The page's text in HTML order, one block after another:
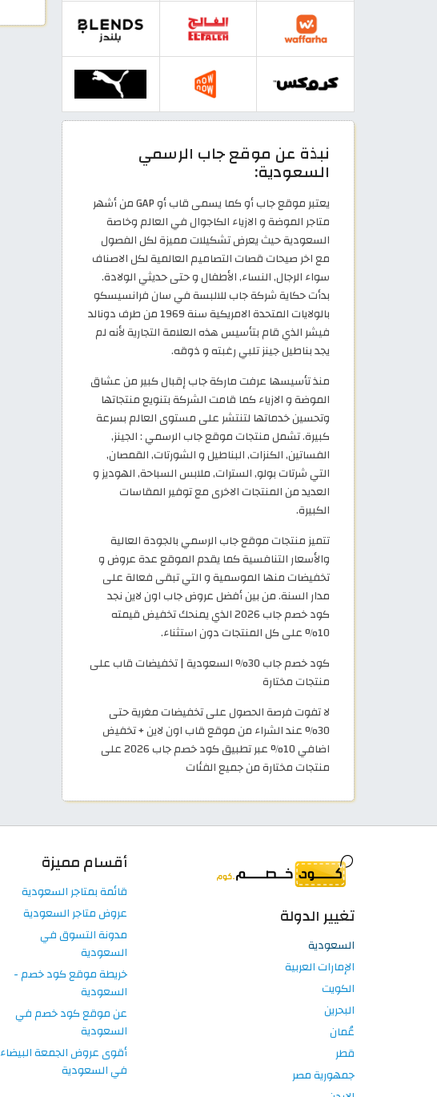
نبذة عن موقع جاب الرسمي
السعودية:
يعتبر موقع جاب أو كما يسمى قاب أو GAP من أشهر
متاجر الموضة و الازياء الكاجوال في العالم وخاصة
السعودية حيث يعرض تشكيلات مميزة لكل الفصول
مع اخر صيحات قصات التصاميم العالمية لكل الاصناف
سواء الرجال, النساء, الأطفال و حتى حديثي الولادة.
بدأت حكاية شركة جاب للالبسة في سان فرانسيسكو
بالولايات المتحدة الامريكية سنة 1969 من طرف دونالد
فيشر الذي قام بتأسيس هذه العلامة التجارية لأنه لم
يجد بناطيل جينز تلبي رغبته و ذوقه.
منذ تأسيسها عرفت ماركة جاب إقبال كبير من عشاق
الموضة و الازياء كما قامت الشركة بتنويع منتجاتها
وتحسين خدماتها لتنتشر على مستوى العالم بسرعة
كبيرة. تشمل منتجات موقع جاب الرسمي : الجينز,
الفساتين, الكنزات, البناطيل و الشورتات, القمصان,
التي شرتات بولو, السترات, ملابس السباحة, الهوديز و
العديد من المنتجات الاخرى مع توفير المقاسات
الكبيرة.
تتميز منتجات موقع جاب الرسمي بالجودة العالية
والأسعار التنافسية كما يقدم الموقع عدة عروض و
تخفيضات منها الموسمية و التي تبقى فعالة على
مدار السنة. من بين أفضل عروض جاب اون لاين نجد
كود خصم جاب 2026 الذي يمنحك تخفيض قيمته
10% على كل المنتجات دون استثناء.
كود خصم جاب 30% السعودية | تخفيضات قاب على
منتجات مختارة
لا تفوت فرصة الحصول على تخفيضات مغرية حتى
30% عند الشراء من موقع قاب اون لاين + تخفيض
اضافي 10% عبر تطبيق كود خصم جاب 2026 على
منتجات مختارة من جميع الفئات
تغيير الدولة
السعودية
الإمارات العربية
الكويت
البحرين
عُمان
قطر
جمهورية مصر
أقسام مميزة
قائمة بمتاجر السعودية
عروض متاجر السعودية
مدونة التسوق في
السعودية
خريطة موقع كود خصم -
السعودية
عن موقع كود خصم في
السعودية
أقوى عروض الجمعة البيضاء
في السعودية